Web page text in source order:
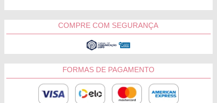
COMPRE COM SEGURANÇA
FORMAS DE PAGAMENTO